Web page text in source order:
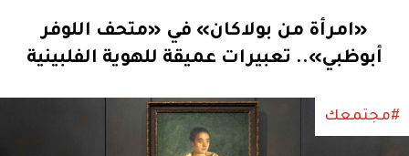
«امرأة من بولاكان» في «متحف اللوفر
أبوظبي».. تعبيرات عميقة للهوية الفلبينية
#مجتمعك